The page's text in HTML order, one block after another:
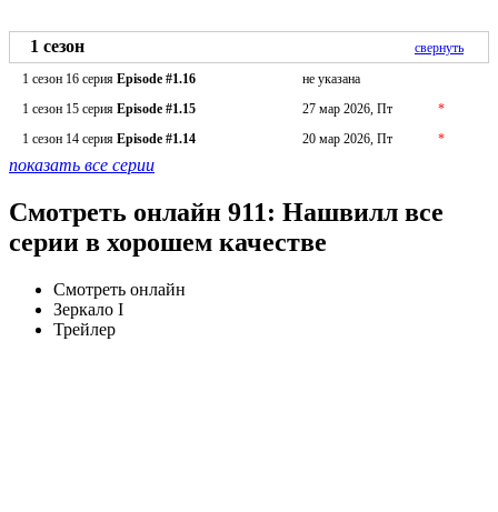
1 сезон
свернуть
1 сезон 16 серия Episode #1.16
не указана
1 сезон 15 серия Episode #1.15 27 мар 2026, Пт
*
1 сезон 14 серия Episode #1.14 20 мар 2026, Пт *
показать все серии
Смотреть онлайн 911: Нашвилл все
серии в хорошем качестве
Смотреть онлайн
Зеркало I
Трейлер